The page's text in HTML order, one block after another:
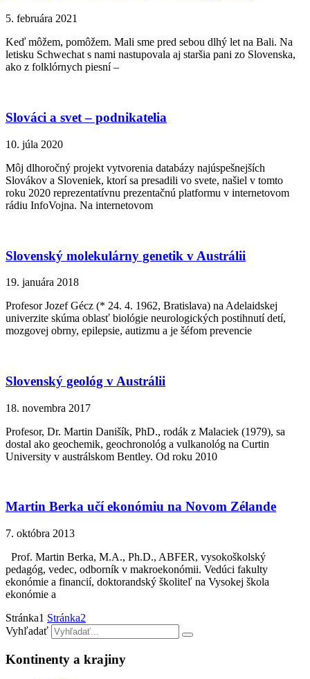
5. februára 2021
Keď môžem, pomôžem. Mali sme pred sebou dlhý let na Bali. Na
letisku Schwechat s nami nastupovala aj staršia pani zo Slovenska,
ako z folklórnych piesní –
Slováci a svet – podnikatelia
10. júla 2020
Môj dlhoročný projekt vytvorenia databázy najúspešnejších
Slovákov a Sloveniek, ktorí sa presadili vo svete, našiel v tomto
roku 2020 reprezentatívnu prezentačnú platformu v internetovom
rádiu InfoVojna. Na internetovom
Slovenský molekulárny genetik v Austrálii
19. januára 2018
Profesor Jozef Gécz (* 24. 4. 1962, Bratislava) na Adelaidskej
univerzite skúma oblasť biológie neurologických postihnutí detí,
mozgovej obrny, epilepsie, autizmu a je šéfom prevencie
Slovenský geológ v Austrálii
18. novembra 2017
Profesor, Dr. Martin Danišík, PhD., rodák z Malaciek (1979), sa
dostal ako geochemik, geochronológ a vulkanológ na Curtin
University v austrálskom Bentley. Od roku 2010
Martin Berka učí ekonómiu na Novom Zélande
7. októbra 2013
Prof. Martin Berka, M.A., Ph.D., ABFER, vysokoškolský
pedagóg, vedec, odborník v makroekonómii. Vedúci fakulty
ekonómie a financií, doktorandský školiteľ na Vysokej škola
ekonómie a
Stránka1 Stránka2
Vyhľadať
Kontinenty a krajiny